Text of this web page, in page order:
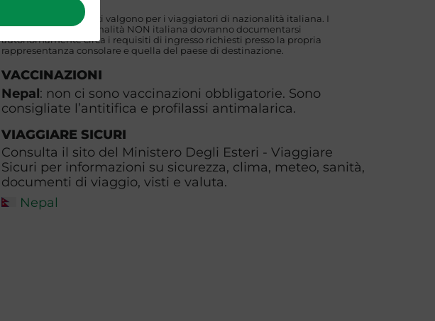
N.B. I requisiti indicati valgono per i viaggiatori di nazionalità italiana. I
partecipanti di nazionalità NON italiana dovranno documentarsi
autonomamente circa i requisiti di ingresso richiesti presso la propria
rappresentanza consolare e quella del paese di destinazione.
VACCINAZIONI
Nepal: non ci sono vaccinazioni obbligatorie. Sono
consigliate l’antitifica e profilassi antimalarica.
VIAGGIARE SICURI
Consulta il sito del Ministero Degli Esteri - Viaggiare
Sicuri per informazioni su sicurezza, clima, meteo, sanità,
documenti di viaggio, visti e valuta.
Nepal